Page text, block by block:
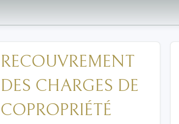
RECOUVREMENT
DES CHARGES DE
COPROPRIÉTÉ